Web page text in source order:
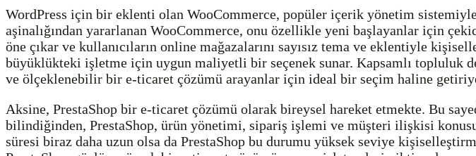
WordPress için bir eklenti olan WooCommerce, popüler içerik yönetim
aşinalığından yararlanan WooCommerce, onu özellikle yeni başlayanlar için
öne çıkar ve kullanıcıların online mağazalarını sayısız tema ve eklentiyle
büyüklükteki işletme için uygun maliyetli bir seçenek sunar. Kapsamlı topluluk
ve ölçeklenebilir bir e-ticaret çözümü arayanlar için ideal bir seçim haline
Aksine, PrestaShop bir e-ticaret çözümü olarak bireysel hareket etmekte. Bu
bilindiğinden, PrestaShop, ürün yönetimi, sipariş işlemi ve müşteri ilişkisi
süresi biraz daha uzun olsa da PrestaShop bu durumu yüksek seviye